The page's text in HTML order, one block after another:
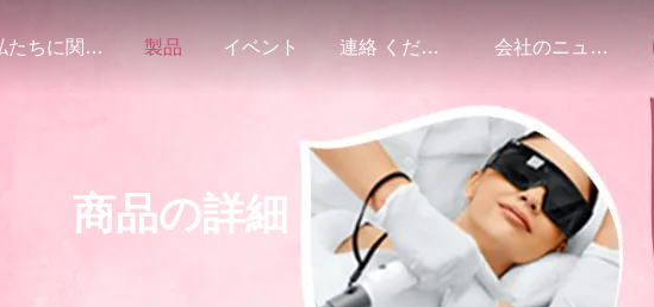
私たちに関しては 製品 イベント 連絡 ください 会社のニュース
商品の詳細